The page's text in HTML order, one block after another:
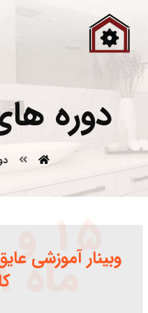
دوره
ماه 1399
وبینار آموزشی